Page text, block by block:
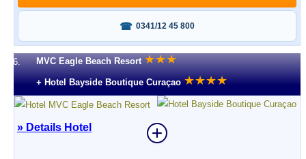
0341/12 45 800
6. MVC Eagle Beach Resort ★★★
+ Hotel Bayside Boutique Curaçao ★★★★
» Details Hotel